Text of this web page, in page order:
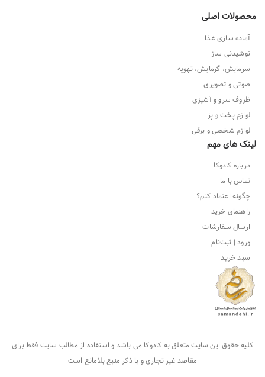
محصولات اصلی
آماده سازی غذا
نوشیدنی ساز
سرمایش، گرمایش، تهویه
صوتی و تصویری
ظروف سرو و آشپزی
لوازم پخت و پز
لوازم شخصی و برقی
لینک های مهم
درباره کادوکا
تماس با ما
چگونه اعتماد کنم؟
راهنمای خرید
ارسال سفارشات
ورود | ثبت‌نام
سبد خرید
کلیه حقوق این سایت متعلق به کادوکا می باشد و استفاده از مطالب سایت فقط برای
مقاصد غیر تجاری و با ذکر منبع بلامانع است